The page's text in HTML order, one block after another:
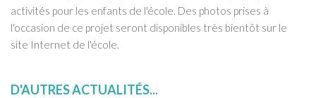
activités pour les enfants de l'école. Des photos prises à
l'occasion de ce projet seront disponibles très bientôt sur le
site Internet de l'école.
D'AUTRES ACTUALITÉS...